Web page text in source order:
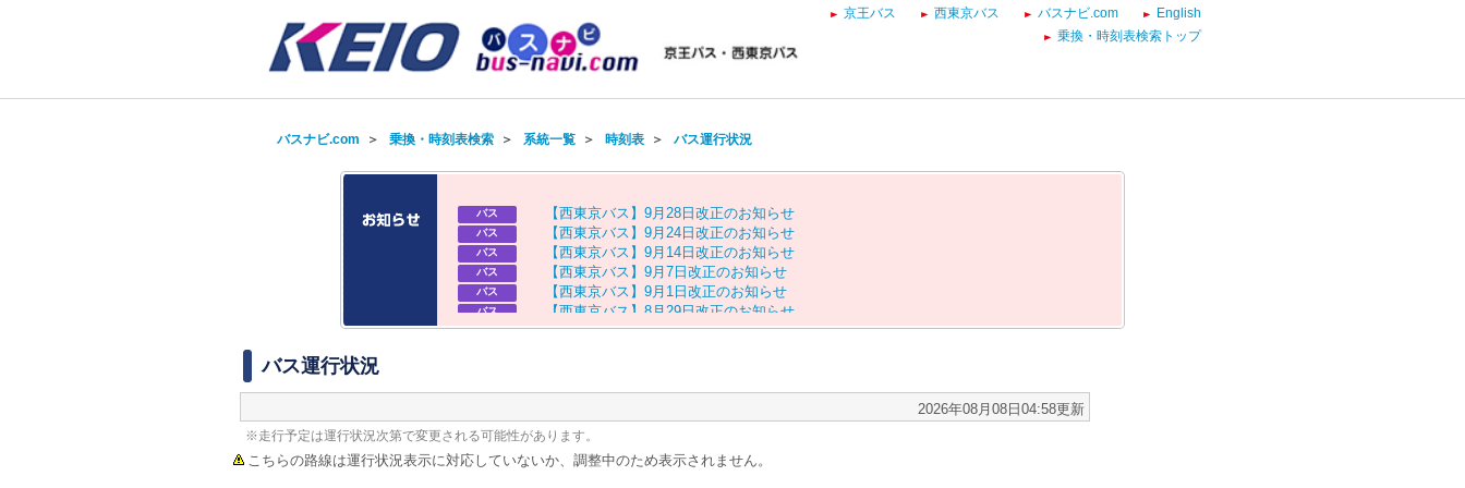
京王バス 西東京バス バスナビ.com
English
乗換・時刻表検索トップ
バスナビ.com ＞ 乗換・時刻表検索＞ 系統一覧＞ 時刻表＞ バス運行状況
バス 【西東京バス 】 9月 28 日 改正のお知 らせ
バス 【西東京バス 】 9月 24 日 改正のお知 らせ
バス 【西東京バス 】 9月 14 日 改正のお知 らせ
バス 【西東京バス 】 9月 7 日 改正のお知 らせ
バス 【西東京バス 】 9月 1 日 改正のお知 らせ
バス 【西東京バス 】 8 月 29日改正のお知 らせ
バス 【京王バス】お盆ダイヤのお知らせ
バス運行状況
2026年08月08日04:58更新
※走行予定は運行状況次第で変更される可能性があります。
こちらの路線は運行状況表示に対応していないか、調整中のため表示されません。